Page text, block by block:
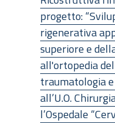
progetto:
rigenerativa
superiore e
all'ortopedia
traumatologia
all’U.O.
l’Ospedale